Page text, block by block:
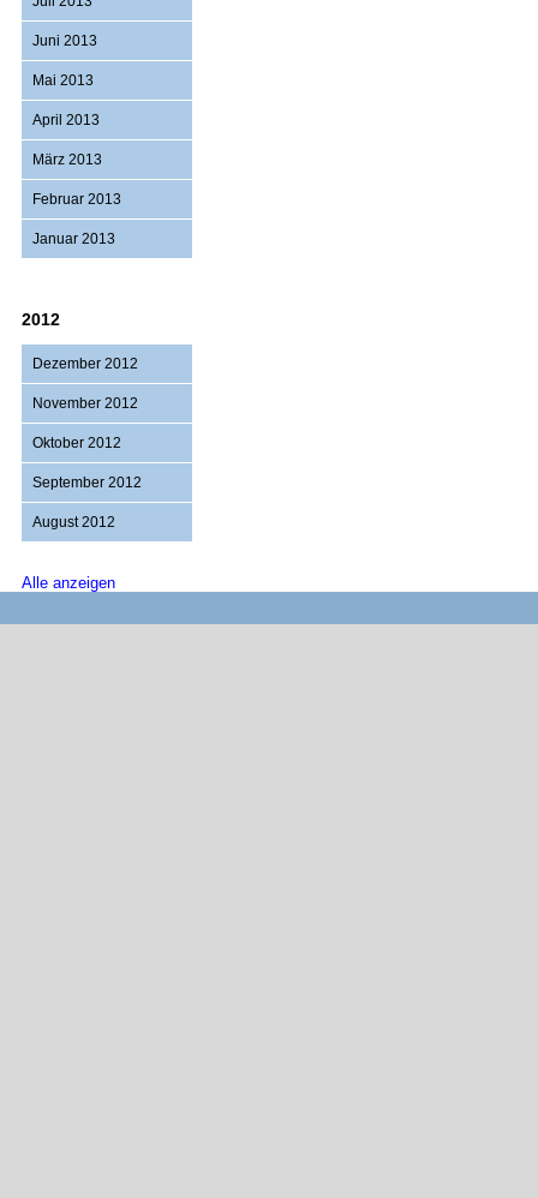
Juni 2013
Mai 2013
April 2013
März 2013
Februar 2013
Januar 2013
2012
Dezember 2012
November 2012
Oktober 2012
September 2012
August 2012
Alle anzeigen